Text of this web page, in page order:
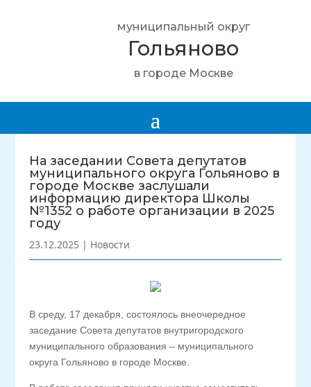
муниципальный округ
Гольяново
в городе Москве
На заседании Совета депутатов
муниципального округа Гольяново в
городе Москве заслушали
информацию директора Школы
№1352 о работе организации в 2025
году
23.12.2025 | Новости
В среду, 17 декабря, состоялось внеочередное
заседание Совета депутатов внутригородского
муниципального образования – муниципального
округа Гольяново в городе Москве.